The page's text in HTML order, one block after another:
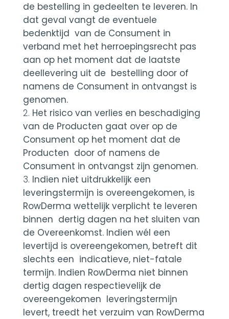
de bestelling in gedeelten te leveren. In
dat geval vangt de eventuele
bedenktijd van de Consument in
verband met het herroepingsrecht pas
aan op het moment dat de laatste
deellevering uit de bestelling door of
namens de Consument in ontvangst is
genomen.
Het risico van verlies en beschadiging
van de Producten gaat over op de
Consument op het moment dat de
Producten door of namens de
Consument in ontvangst zijn genomen.
Indien niet uitdrukkelijk een
leveringstermijn is overeengekomen, is
RowDerma wettelijk verplicht te leveren
binnen dertig dagen na het sluiten van
de Overeenkomst. Indien wél een
levertijd is overeengekomen, betreft dit
slechts een indicatieve, niet-fatale
termijn. Indien RowDerma niet binnen
dertig dagen respectievelijk de
overeengekomen leveringstermijn
levert, treedt het verzuim van RowDerma